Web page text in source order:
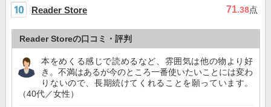
Reader Store 71.38点
Reader Storeの口コミ・評判
本をめくる感じで読めるなど、雰囲気は他の物より好
き。不満はあるが今のところ一番使いたいことには変わ
りないので、長期続けてくれることを願っています。
（40代／女性）